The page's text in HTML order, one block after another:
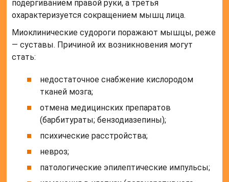
подергиванием правой руки, а третья
охарактеризуется сокращением мышц лица.
Миоклинические судороги поражают мышцы, реже
— суставы. Причиной их возникновения могут
стать:
недостаточное снабжение кислородом
тканей мозга;
отмена медицинских препаратов
(барбитураты; бензодиазепины);
психические расстройства;
невроз;
патологические эпилептические импульсы;